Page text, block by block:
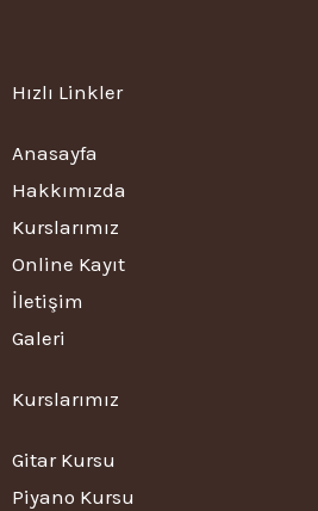
Hızlı Linkler
Anasayfa
Hakkımızda
Kurslarımız
Online Kayıt
İletişim
Galeri
Kurslarımız
Gitar Kursu
Piyano Kursu